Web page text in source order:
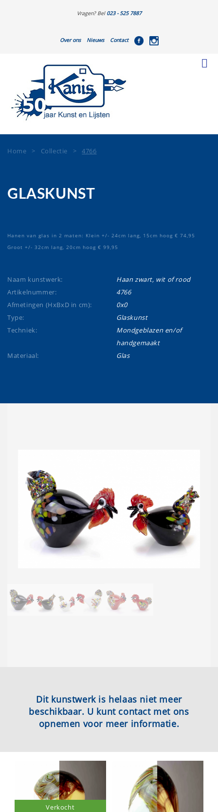
Vragen? Bel 023 - 525 7887
Over ons Nieuws Contact
Home > Collectie >4766
GLASKUNST
Hanen van glas in 2 maten: Klein +/- 24cm lang, 15cm hoog € 74,95
Groot +/- 32cm lang, 20cm hoog € 99,95
Naam kunstwerk:
Haan zwart, wit of rood
Artikelnummer:
4766
Afmetingen (HxBxD in cm):
0x0
Type:
Glaskunst
Techniek:
Mondgeblazen en/of
handgemaakt
Materiaal:
Glas
Dit kunstwerk is helaas niet meer
beschikbaar. U kunt contact met ons
opnemen voor meer informatie.
Verkocht